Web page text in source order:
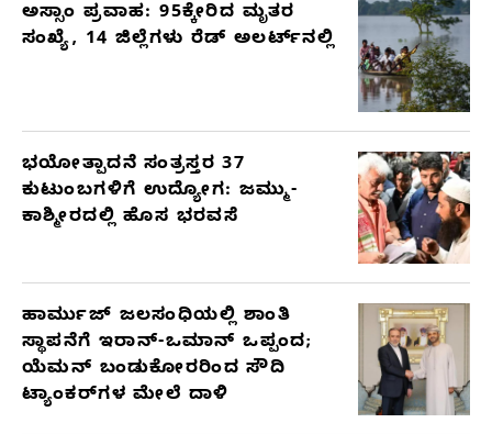
ಅಸ್ಸಾಂ ಪ್ರವಾಹ: 95ಕ್ಕೇರಿದ ಮೃತರ
ಸಂಖ್ಯೆ, 14 ಜಿಲ್ಲೆಗಳು ರೆಡ್ ಅಲರ್ಟ್‌ನಲ್ಲಿ
ಭಯೋತ್ಪಾದನೆ ಸಂತ್ರಸ್ತರ 37
ಕುಟುಂಬಗಳಿಗೆ ಉದ್ಯೋಗ: ಜಮ್ಮು-
ಕಾಶ್ಮೀರದಲ್ಲಿ ಹೊಸ ಭರವಸೆ
ಹಾರ್ಮುಜ್ ಜಲಸಂಧಿಯಲ್ಲಿ ಶಾಂತಿ
ಸ್ಥಾಪನೆಗೆ ಇರಾನ್-ಒಮಾನ್ ಒಪ್ಪಂದ;
ಯೆಮನ್ ಬಂಡುಕೋರರಿಂದ ಸೌದಿ
ಟ್ಯಾಂಕರ್‌ಗಳ ಮೇಲೆ ದಾಳಿ